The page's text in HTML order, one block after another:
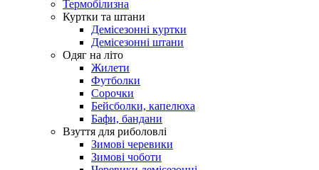
Термобілизна
Куртки та штани
Демісезонні куртки
Демісезонні штани
Одяг на літо
Жилети
Футболки
Сорочки
Бейсболки, капелюха
Бафи, бандани
Взуття для риболовлі
Зимові черевики
Зимові чоботи